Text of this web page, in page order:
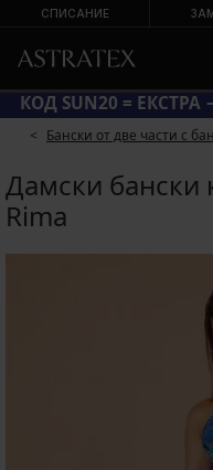
СПИСАНИЕ
КОД SUN20 =
Бански от две части с
Дамски бански
Rima